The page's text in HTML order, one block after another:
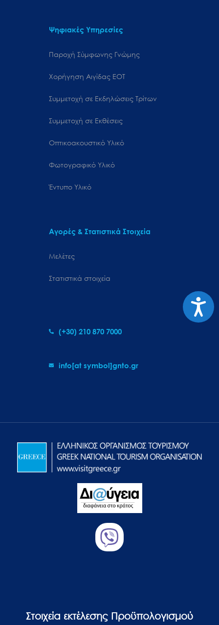
Ψηφιακές Υπηρεσίες
Παροχή Σύμφωνης Γνώμης
Χορήγηση Αιγίδας ΕΟΤ
Συμμετοχή σε Εκδηλώσεις Τρίτων
Συμμετοχή σε Εκθέσεις
Οπτικοακουστικό Υλικό
Φωτογραφικό Υλικό
Έντυπο Υλικό
Αγορές & Στατιστικά Στοιχεία
Μελέτες
Στατιστικά στοιχεία
(+30) 210 870 7000
info[at symbol]gnto.gr
Στοιχεία εκτέλεσης Προϋπολογισμού